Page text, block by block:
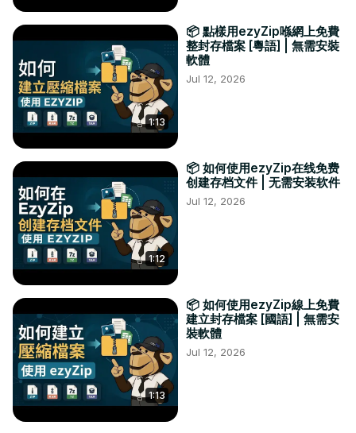
1:13
📦 點樣用ezyZip喺網上免費
整封存檔案 [粵語] | 無需安裝
軟體
Jul 12, 2026
1:12
📦 如何使用ezyZip在线免费
创建存档文件 | 无需安装软件
Jul 12, 2026
1:13
📦 如何使用ezyZip線上免費
建立封存檔案 [國語] | 無需安
裝軟體
Jul 12, 2026